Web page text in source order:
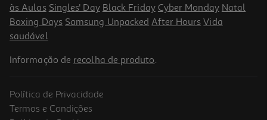
às Aulas Singles' Day Black Friday Cyber Monday Natal
Boxing Days Samsung Unpacked After Hours Vida
saudável
Informação de recolha de produto.
Política de Privacidade
Termos e Condições